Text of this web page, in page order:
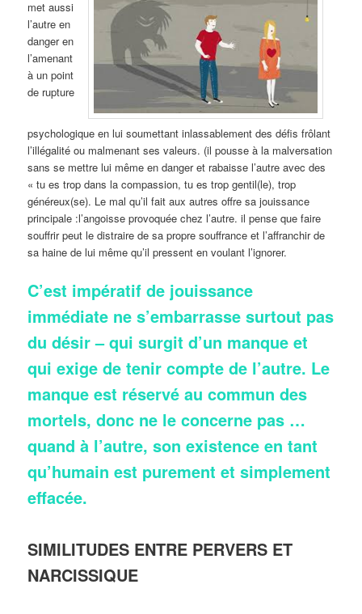
met aussi
l’autre en
danger en
l’amenant
à un point
de rupture
psychologique en lui soumettant inlassablement des défis frôlant
l’illégalité ou malmenant ses valeurs. (il pousse à la malversation
sans se mettre lui même en danger et rabaisse l’autre avec des
« tu es trop dans la compassion, tu es trop gentil(le), trop
généreux(se). Le mal qu’il fait aux autres offre sa jouissance
principale :l’angoisse provoquée chez l’autre. il pense que faire
souffrir peut le distraire de sa propre souffrance et l’affranchir de
sa haine de lui même qu’il pressent en voulant l’ignorer.
C’est impératif de jouissance
immédiate ne s’embarrasse surtout pas
du désir – qui surgit d’un manque et
qui exige de tenir compte de l’autre. Le
manque est réservé au commun des
mortels, donc ne le concerne pas …
quand à l’autre, son existence en tant
qu’humain est purement et simplement
effacée.
SIMILITUDES ENTRE PERVERS ET
NARCISSIQUE